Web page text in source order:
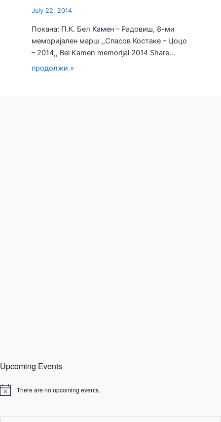
July 22, 2014
Покана: П.К. Бел Камен – Радовиш, 8-ми
меморијален марш ,,Спасов Костаке – Цоцо
– 2014,, Bel Kamen memorijal 2014 Share…
продолжи »
Upcoming Events
N
i
There are no upcoming events.